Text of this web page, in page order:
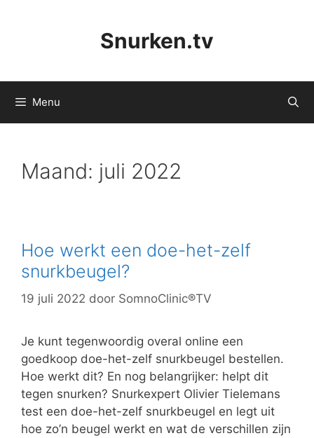
Snurken.tv
Menu
Maand: juli 2022
Hoe werkt een doe-het-zelf
snurkbeugel?
19 juli 2022 door SomnoClinic®TV
Je kunt tegenwoordig overal online een
goedkoop doe-het-zelf snurkbeugel bestellen.
Hoe werkt dit? En nog belangrijker: helpt dit
tegen snurken? Snurkexpert Olivier Tielemans
test een doe-het-zelf snurkbeugel en legt uit
hoe zo’n beugel werkt en wat de verschillen zijn